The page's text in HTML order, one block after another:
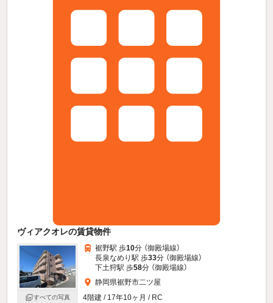
ヴィアクオレの賃貸物件
すべての写真
裾野駅 歩10分 （御殿場線）
長泉なめり駅 歩33分 （御殿場線）
下土狩駅 歩58分 （御殿場線）
静岡県裾野市二ツ屋
4階建 / 17年10ヶ月 / RC